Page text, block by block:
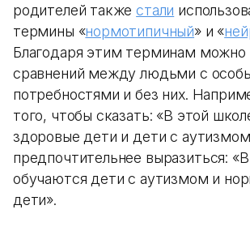
родителей такжестали
термины «нормотипичный» и «
Благодаря этим терминам можно
сравнений между людьми с
потребностями и без них.
того, чтобы сказать: «В этой
здоровые дети и дети с
предпочтительнее выразиться:
обучаются дети с аутизмом и
дети».